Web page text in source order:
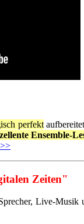
perfekt
Ensemble-
Zeiten"
Live-Musik